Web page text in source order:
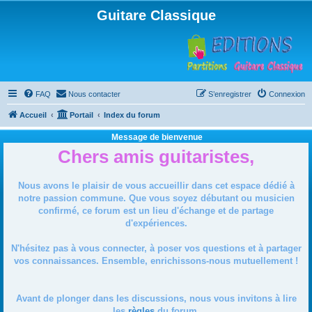
Guitare Classique
FAQ Nous contacter Connexion
S’enregistrer
Accueil Portail Index du forum
Message de bienvenue
Chers amis guitaristes,
Nous avons le plaisir de vous accueillir dans cet espace dédié à
notre passion commune. Que vous soyez débutant ou musicien
confirmé, ce forum est un lieu d'échange et de partage
d'expériences.
N'hésitez pas à vous connecter, à poser vos questions et à partager
vos connaissances. Ensemble, enrichissons-nous mutuellement !
Avant de plonger dans les discussions, nous vous invitons à lire